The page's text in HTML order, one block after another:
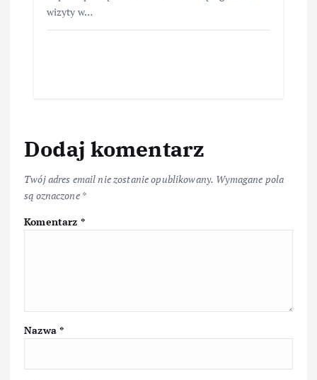
wizyty w…
Dodaj komentarz
Twój adres email nie zostanie opublikowany. Wymagane pola
są oznaczone *
Komentarz *
Nazwa *